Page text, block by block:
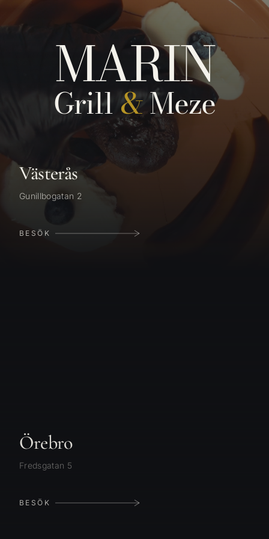
Hoppa till innehåll
MARIN
Grill&Meze
Västerås
Gunillbogatan 2
BESÖK
Örebro
Fredsgatan 5
BESÖK